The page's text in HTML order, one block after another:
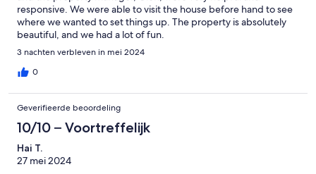
responsive. We were able to visit the house before hand to see
where we wanted to set things up. The property is absolutely
beautiful, and we had a lot of fun.
3 nachten verbleven in mei 2024
0
Geverifieerde beoordeling
10/10 – Voortreffelijk
Hai T.
27 mei 2024